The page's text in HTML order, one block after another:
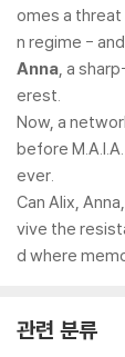
omes a
n regime -
Anna, a
erest.
Now, a
before
ever.
Can Alix,
vive the
d where
관련 분류